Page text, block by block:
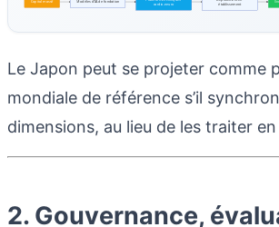
Capital massif Modèles d'IA de fondation
cardio‑neuro établissement
Le Japon peut se projeter comme
mondiale de référence s’il
dimensions, au lieu de les traiter en
2. Gouvernance,